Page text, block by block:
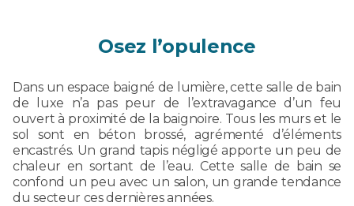
Osez l’opulence
Dans un espace baigné de lumière, cette salle de bain
de luxe n’a pas peur de l’extravagance d’un feu
ouvert à proximité de la baignoire. Tous les murs et le
sol sont en béton brossé, agrémenté d’éléments
encastrés. Un grand tapis négligé apporte un peu de
chaleur en sortant de l’eau. Cette salle de bain se
confond un peu avec un salon, un grande tendance
du secteur ces dernières années.